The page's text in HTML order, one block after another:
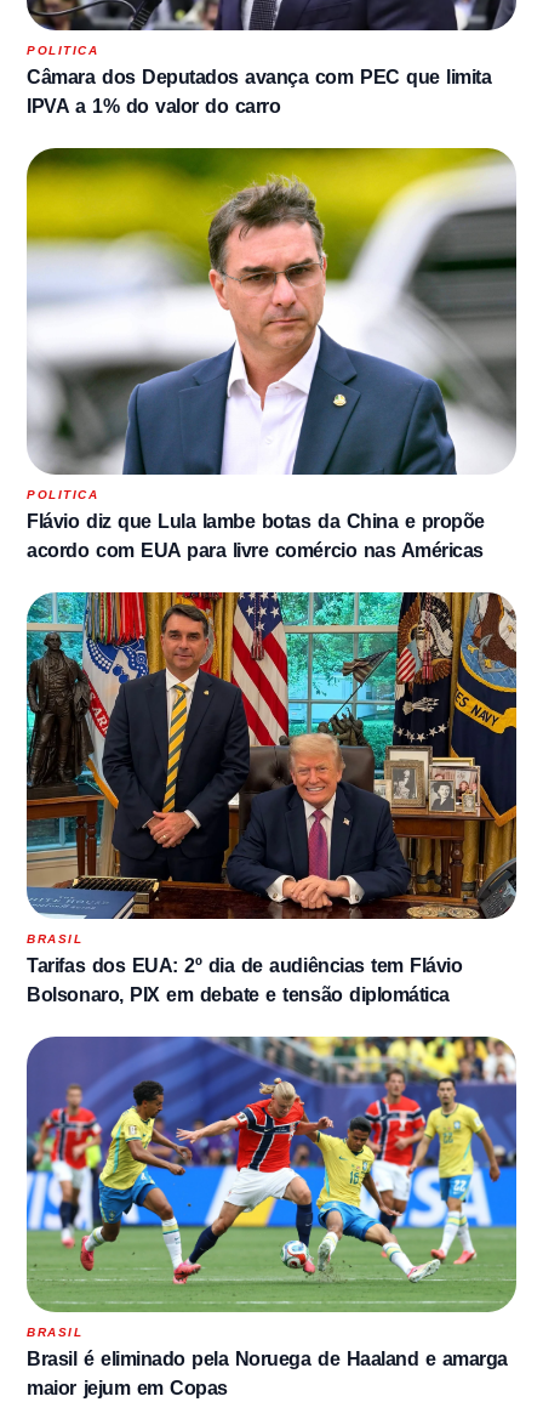
POLITICA
Câmara dos Deputados avança com PEC que limita
IPVA a 1% do valor do carro
POLITICA
Flávio diz que Lula lambe botas da China e propõe
acordo com EUA para livre comércio nas Américas
BRASIL
Tarifas dos EUA: 2º dia de audiências tem Flávio
Bolsonaro, PIX em debate e tensão diplomática
BRASIL
Brasil é eliminado pela Noruega de Haaland e amarga
maior jejum em Copas